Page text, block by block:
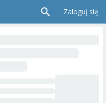
Zaloguj się